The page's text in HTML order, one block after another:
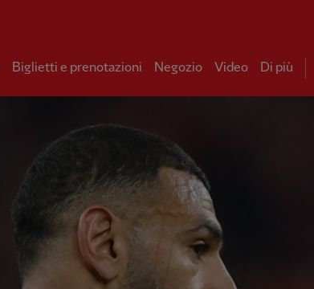
Biglietti e prenotazioni Negozio Video Di più